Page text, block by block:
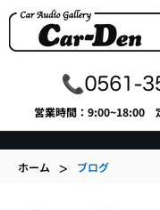
営業時間：9:00~18:00
ホーム > ブログ